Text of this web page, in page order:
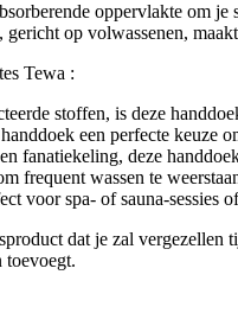
oppervlakte om
op volwassenen,
Tewa :
stoffen, is deze
een perfecte
fanatiekeling, deze
frequent wassen te
voor spa- of sauna-sessies
dat je zal